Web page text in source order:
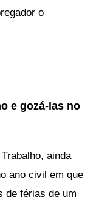
o
e gozá-las no
, ainda
ano civil em que
de férias de um